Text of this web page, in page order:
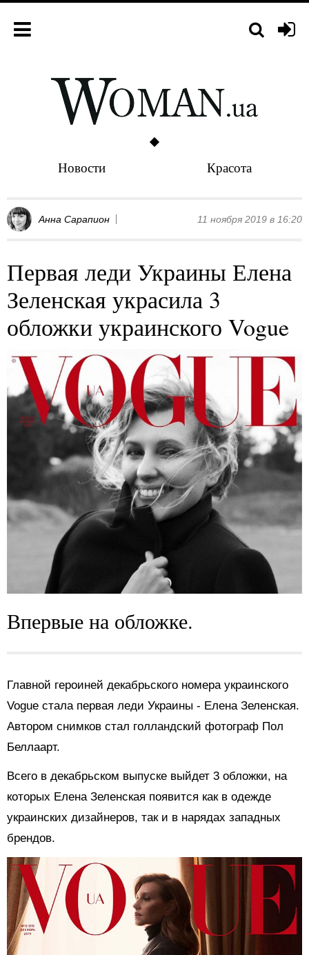
Новости Красота
Анна Сарапион 11 ноября 2019 в 16:20
Первая леди Украины Елена
Зеленская украсила 3
обложки украинского Vogue
Впервые на обложке.
Главной героиней декабрьского номера украинского
Vogue стала первая леди Украины - Елена Зеленская.
Автором снимков стал голландский фотограф Пол
Беллаарт.
Всего в декабрьском выпуске выйдет 3 обложки, на
которых Елена Зеленская появится как в одежде
украинских дизайнеров, так и в нарядах западных
брендов.